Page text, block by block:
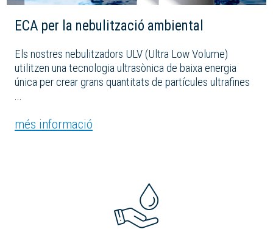
ECA per la nebulització ambiental
Els nostres nebulitzadors ULV (Ultra Low Volume)
utilitzen una tecnologia ultrasònica de baixa energia
única per crear grans quantitats de partícules ultrafines
...
més informació